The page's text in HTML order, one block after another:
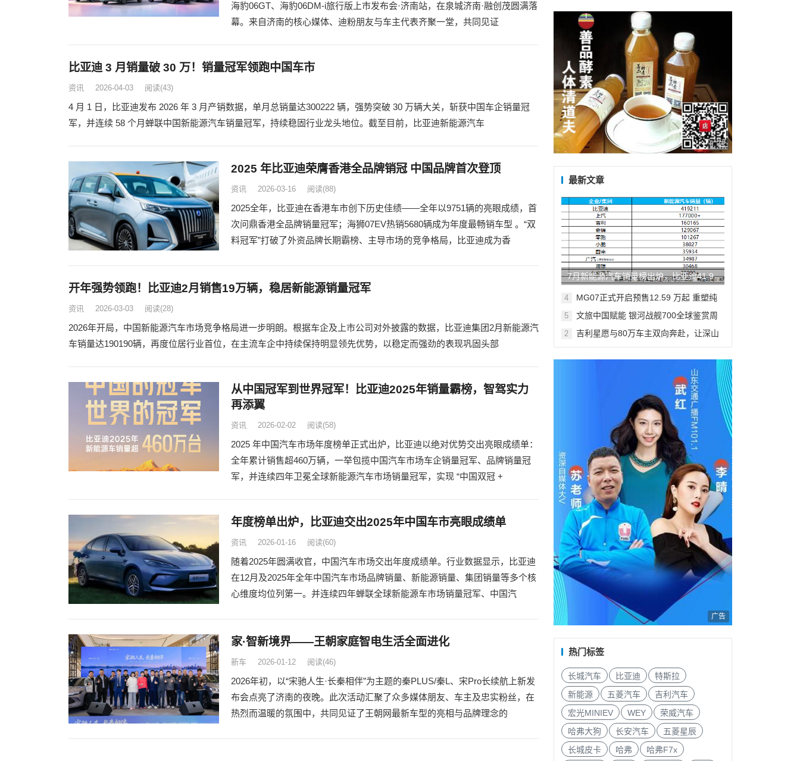
海豹06GT、海豹06DM-i旅行版上市发布会·济南站，在泉城济南·融创茂圆满落
幕。来自济南的核心媒体、迪粉朋友与车主代表齐聚一堂，共同见证
比亚迪 3 月销量破 30 万！销量冠军领跑中国车市
资讯 2026-04-03 阅读(43)
4 月 1 日，比亚迪发布 2026 年 3 月产销数据，单月总销量达300222 辆，强势突破 30 万辆大关，斩获中国车企销量冠
军，并连续 58 个月蝉联中国新能源汽车销量冠军，持续稳固行业龙头地位。截至目前，比亚迪新能源汽车
2025 年比亚迪荣膺香港全品牌销冠 中国品牌首次登顶
资讯 2026-03-16 阅读(88)
2025全年，比亚迪在香港车市创下历史佳绩——全年以9751辆的亮眼成绩，首
次问鼎香港全品牌销量冠军；海狮07EV热销5680辆成为年度最畅销车型 。“双
料冠军”打破了外资品牌长期霸榜、主导市场的竞争格局，比亚迪成为香
开年强势领跑！比亚迪2月销售19万辆，稳居新能源销量冠军
资讯 2026-03-03 阅读(28)
2026年开局，中国新能源汽车市场竞争格局进一步明朗。根据车企及上市公司对外披露的数据，比亚迪集团2月新能源汽
车销量达190190辆，再度位居行业首位，在主流车企中持续保持明显领先优势，以稳定而强劲的表现巩固头部
从中国冠军到世界冠军！比亚迪2025年销量霸榜，智驾实力
再添翼
资讯 2026-02-02 阅读(58)
2025 年中国汽车市场年度榜单正式出炉，比亚迪以绝对优势交出亮眼成绩单：
全年累计销售超460万辆，一举包揽中国汽车市场车企销量冠军、品牌销量冠
军，并连续四年卫冕全球新能源汽车市场销量冠军，实现 “中国双冠 +
年度榜单出炉，比亚迪交出2025年中国车市亮眼成绩单
资讯 2026-01-16 阅读(60)
随着2025年圆满收官，中国汽车市场交出年度成绩单。行业数据显示，比亚迪
在12月及2025年全年中国汽车市场品牌销量、新能源销量、集团销量等多个核
心维度均位列第一。并连续四年蝉联全球新能源车市场销量冠军、中国汽
家·智新境界——王朝家庭智电生活全面进化
新车 2026-01-12 阅读(46)
2026年初，以“宋驰人生·长秦相伴”为主题的秦PLUS/秦L、宋Pro长续航上新发
布会点亮了济南的夜晚。此次活动汇聚了众多媒体朋友、车主及忠实粉丝，在
热烈而温暖的氛围中，共同见证了王朝网最新车型的亮相与品牌理念的
广告
最新文章
7月新能源汽车销量榜出炉，比亚迪41.9
万辆稳居榜首
4
MG07正式开启预售12.59 万起 重塑纯
5
文旅中国赋能 银河战舰700全球鉴赏周
2
吉利星愿与80万车主双向奔赴，让深山
广告
热门标签
长城汽车 比亚迪
特斯拉
新能源
五菱汽车
吉利汽车
宏光MINIEV
WEY
荣威汽车
哈弗大狗
长安汽车
五菱星辰
长城皮卡
哈弗 哈弗F7x